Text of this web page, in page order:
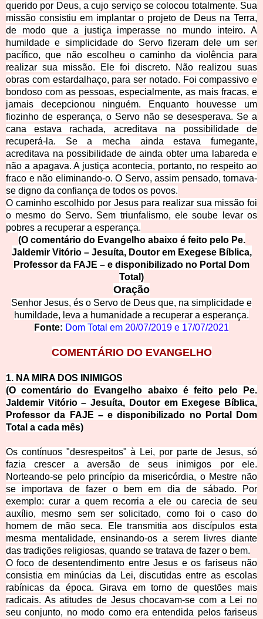
querido por Deus, a cujo serviço se colocou totalmente. Sua
missão consistiu em implantar o projeto de Deus na Terra,
de modo que a justiça imperasse no mundo inteiro. A
humildade e simplicidade do Servo fizeram dele um ser
pacífico, que não escolheu o caminho da violência para
realizar sua missão. Ele foi discreto. Não realizou suas
obras com estardalhaço, para ser notado. Foi compassivo e
bondoso com as pessoas, especialmente, as mais fracas, e
jamais decepcionou ninguém. Enquanto houvesse um
fiozinho de esperança, o Servo não se desesperava. Se a
cana estava rachada, acreditava na possibilidade de
recuperá-la. Se a mecha ainda estava fumegante,
acreditava na possibilidade de ainda obter uma labareda e
não a apagava. A justiça acontecia, portanto, no respeito ao
fraco e não eliminando-o. O Servo, assim pensado, tornava-
se digno da confiança de todos os povos.
O caminho escolhido por Jesus para realizar sua missão foi
o mesmo do Servo. Sem triunfalismo, ele soube levar os
pobres a recuperar a esperança.
(O comentário do Evangelho abaixo é feito pelo Pe.
Jaldemir Vitório – Jesuíta, Doutor em Exegese Bíblica,
Professor da FAJE – e disponibilizado no Portal Dom
Total)
Oração
Senhor Jesus, és o Servo de Deus que, na simplicidade e
humil dade, leva a humanidade a recuperar a esperança.
Fonte: Dom Total em 20/07/2019 e 17/07/2021
COMENTÁRIO DO EVANGELHO
1. NA MIRA DOS INIMIGOS
(O comentário do Evangelho abaixo é feito pelo Pe.
Jaldemir Vitório – Jesuíta, Doutor em Exegese Bíblica,
Professor da FAJE – e disponibilizado no Portal Dom
Total a cada mês)
Os contínuos "desrespeitos" à Lei, por parte de Jesus, só
fazia crescer a aversão de seus inimigos por ele.
Norteando-se pelo princípio da misericórdia, o Mestre não
se importava de fazer o bem em dia de sábado. Por
exemplo: curar a quem recorria a ele ou carecia de seu
auxílio, mesmo sem ser solicitado, como foi o caso do
homem de mão seca. Ele transmitia aos discípulos esta
mesma mentalidade, ensinando-os a serem livres diante
das tradições religiosas, quando se tratava de fazer o bem.
O foco de desentendimento entre Jesus e os fariseus não
consistia em minúcias da Lei, discutidas entre as escolas
rabínicas da época. Girava em torno de questões mais
radicais. As atitudes de Jesus chocavam-se com a Lei no
seu conjunto, no modo como era entendida pelos fariseus